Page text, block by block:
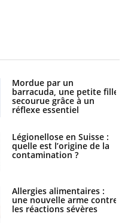
Mordue par un
barracuda, une petite fille
secourue grâce à un
réflexe essentiel
Légionellose en Suisse :
quelle est l’origine de la
contamination ?
Allergies alimentaires :
une nouvelle arme contre
les réactions sévères